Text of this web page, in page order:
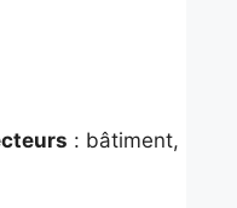
: bâtiment,